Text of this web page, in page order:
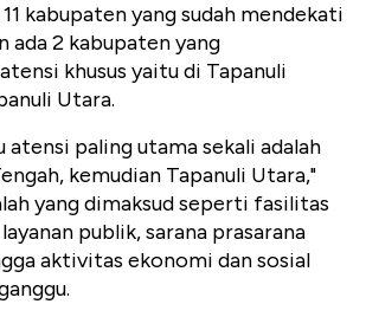
kabupaten yang sudah mendekati
ada 2 kabupaten yang
khusus yaitu di Tapanuli
Utara.
atensi paling utama sekali adalah
kemudian Tapanuli Utara,"
yang dimaksud seperti fasilitas
publik, sarana prasarana
aktivitas ekonomi dan sosial